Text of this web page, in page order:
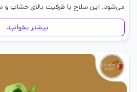
می‌شود. این سلاح با ظرفیت بالای خشاب و
ایده‌آل برای کنترل میدان نبرد و…
بیشتر بخوانید